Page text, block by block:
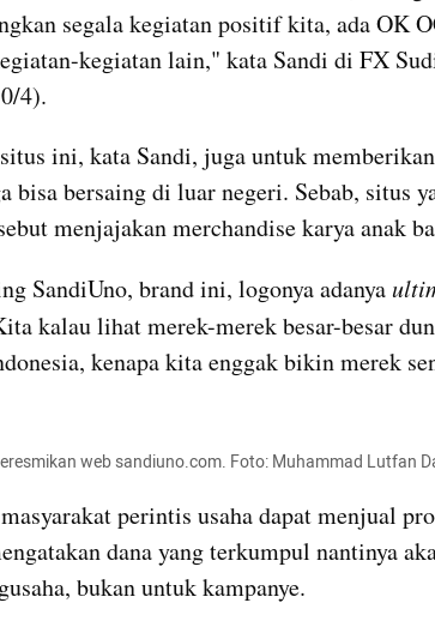
segala kegiatan positif kita, ada OK
kegiatan lain," kata Sandi di FX
4).
ini, kata Sandi, juga untuk
bisa bersaing di luar negeri. Sebab, situs
menjajakan merchandise karya anak
SandiUno, brand ini, logonya adanya
kalau lihat merek-merek besar-besar
kenapa kita enggak bikin merek
web sandiuno.com. Foto: Muhammad Lutfan
perintis usaha dapat menjual
dana yang terkumpul nantinya
bukan untuk kampanye.